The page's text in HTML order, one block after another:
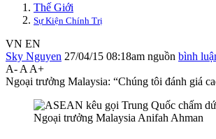
Thế Giới
Sự Kiện Chính Trị
VN EN
Sky Nguyen 27/04/15 08:18am nguồn bình
A- A A+
Ngoại trưởng Malaysia: “Chúng tôi đánh giá
Ngoại trưởng Malaysia Anifah Ahman